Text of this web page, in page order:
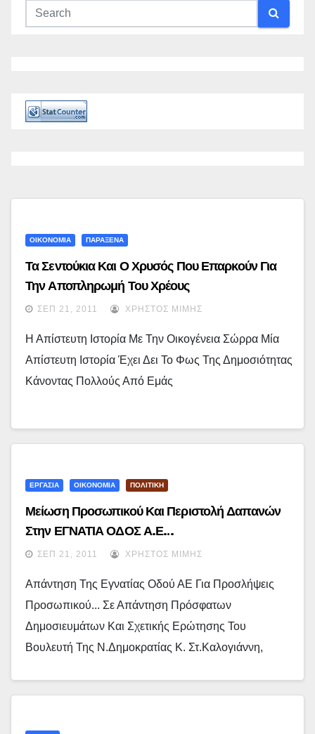
ΟΙΚΟΝΟΜΙΑ ΠΑΡΑΞΕΝΑ
Τα Σεντούκια Και Ο Χρυσός Που Επαρκούν Για
Την Αποπληρωμή Του Χρέους
ΣΕΠ 21, 2011 ΧΡΉΣΤΟΣ ΜΊΜΗΣ
Η Απίστευτη Ιστορία Με Την Οικογένεια Σώρρα Μία
Απίστευτη Ιστορία Έχει Δει Το Φως Της Δημοσιότητας
Κάνοντας Πολλούς Από Εμάς
ΕΡΓΑΣΙΑ ΟΙΚΟΝΟΜΙΑ ΠΟΛΙΤΙΚΗ
Μείωση Προσωπικού Και Περιστολή Δαπανών
Στην ΕΓΝΑΤΙΑ ΟΔΟΣ Α.Ε…
ΣΕΠ 21, 2011 ΧΡΉΣΤΟΣ ΜΊΜΗΣ
Απάντηση Της Εγνατίας Οδού ΑΕ Για Προσλήψεις
Προσωπικού... Σε Απάντηση Πρόσφατων
Δημοσιευμάτων Και Σχετικής Ερώτησης Του
Βουλευτή Της Ν.Δημοκρατίας Κ. Στ.Καλογιάννη,